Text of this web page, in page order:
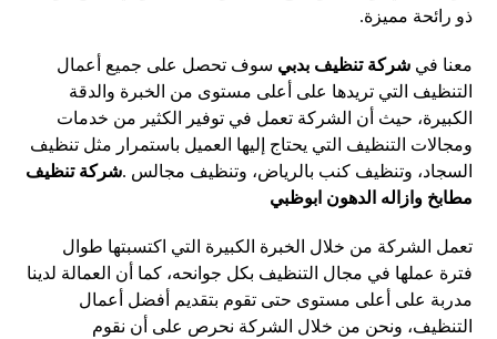
ذو رائحة مميزة.
معنا فيشركة تنظيف بدبي سوف تحصل على جميع أعمال
التنظيف التي تريدها على أعلى مستوى من الخبرة والدقة
الكبيرة، حيث أن الشركة تعمل في توفير الكثير من خدمات
ومجالات التنظيف التي يحتاج إليها العميل باستمرار مثل تنظيف
السجاد، وتنظيف كنب بالرياض، وتنظيف مجالس .شركة تنظيف
مطابخ وازاله الدهون ابوظبي
تعمل الشركة من خلال الخبرة الكبيرة التي اكتسبتها طوال
فترة عملها في مجال التنظيف بكل جوانحه، كما أن العمالة لدينا
مدربة على أعلى مستوى حتى تقوم بتقديم أفضل أعمال
التنظيف، ونحن من خلال الشركة نحرص على أن نقوم